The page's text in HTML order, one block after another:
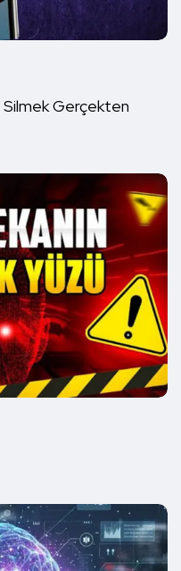
Silmek Gerçekten